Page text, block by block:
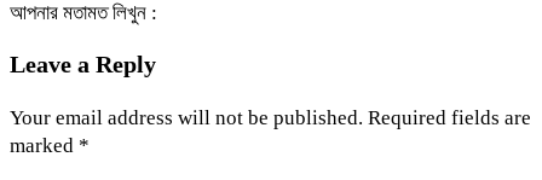
আপনার মতামত লিখুন :
Leave a Reply
Your email address will not be published. Required fields are
marked *